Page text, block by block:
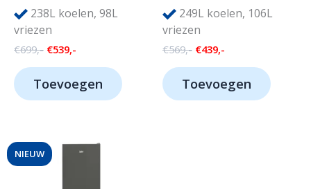
238L koelen, 98L
vriezen
€699,- Oorspronkelijke
€699,-.
€539,-
€539,-.
Toevoegen
249L koelen, 106L
vriezen
€569,- Oorspronkelijke
€569,-.
€439,-
€439,-.
Toevoegen
NIEUW